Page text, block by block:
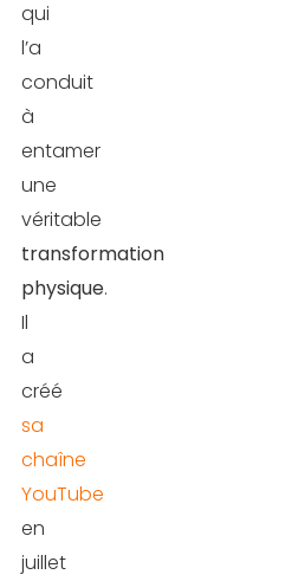
qui
l’a
conduit
à
entamer
une
véritable
transformation
physique.
Il
a
créé
sa
chaîne
YouTube
en
juillet